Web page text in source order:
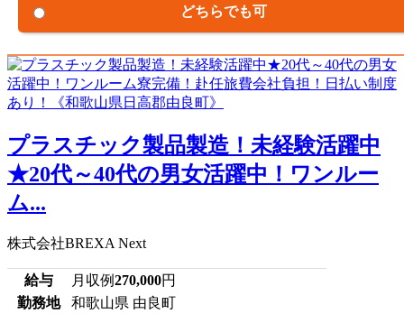
どちらでも可
プラスチック製品製造！未経験活躍中
★20代～40代の男女活躍中！ワンルー
ム...
株式会社BREXA Next
給与 月収例270,000円
勤務地
和歌山県 由良町